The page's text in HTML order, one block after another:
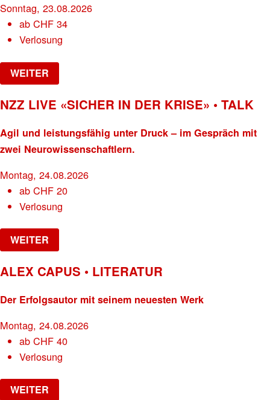
Sonntag, 23.08.2026
abCHF 34
Verlosung
WEITER
NZZ LIVE «SICHER IN DER KRISE» • TALK
Agil und leistungsfähig unter Druck – im Gespräch mit
zwei Neurowissenschaftlern.
Montag, 24.08.2026
abCHF 20
Verlosung
WEITER
ALEX CAPUS • LITERATUR
Der Erfolgsautor mit seinem neuesten Werk
Montag, 24.08.2026
abCHF 40
Verlosung
WEITER